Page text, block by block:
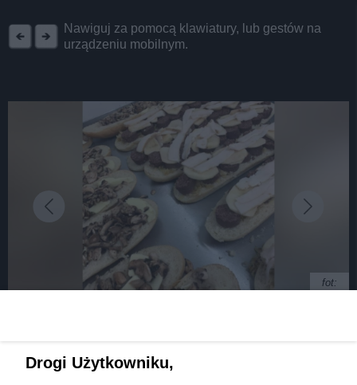
Nawiguj za pomocą klawiatury, lub gestów na
urządzeniu mobilnym.
fot:
ponownie w Piekarach Śląskich. Modry Kociołek
Drogi Użytkowniku,